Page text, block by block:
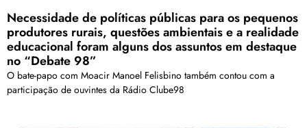
Necessidade de políticas públicas para os pequenos
produtores rurais, questões ambientais e a realidade
educacional foram alguns dos assuntos em destaque
no “Debate 98”
O bate-papo com Moacir Manoel Felisbino também contou com a
participação de ouvintes da Rádio Clube98